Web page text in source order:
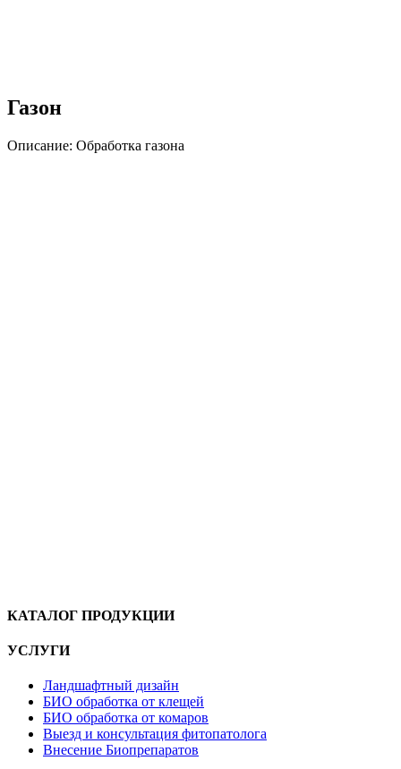
Газон
Описание: Обработка газона
КАТАЛОГ ПРОДУКЦИИ
УСЛУГИ
Ландшафтный дизайн
БИО обработка от клещей
БИО обработка от комаров
Выезд и консультация фитопатолога
Внесение Биопрепаратов